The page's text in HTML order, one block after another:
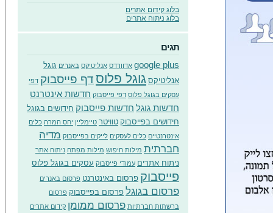
בלוג קידום אתרים
בלוג ניתוח אתרים
תגים
google plus אדוורדס אנליטיקס באנרים גוגל
אנליטיקס גוגל פלוסדף פייסבוק דפי
עסקים בגוגל פלוס דפי פייסבוק חדשות אינטרנט
חדשות גוגל חדשות פייסבוק חידושים בגוגל
חידושים בפייסבוק טוויטר טיימליין יחס המרה כלים
אינטרנטיים כלים לעסקים לייקים בפייסבוק מדיה
חברתית מילות חיפוש מילות מפתח ניתוח אתר
ניתוח אתרים עמודי פייסבוק עסקים בגוגל פלוס
פייסבוק פרסום באינטרנט פרסום באנרים
פרסום בגוגל פרסום בפייסבוק פרסום
ברשתות חברתיות פרסום ממומן קידום אתרים